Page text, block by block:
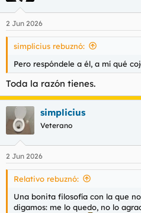
2 Jun 2026
simplicius rebuznó:
Pero respóndele a él, a mí qué
Toda la razón tienes.
simplicius
Veterano
2 Jun 2026
Relativo rebuznó:
Una bonita filosofía con la que
digamos: me lo quedo, no lo